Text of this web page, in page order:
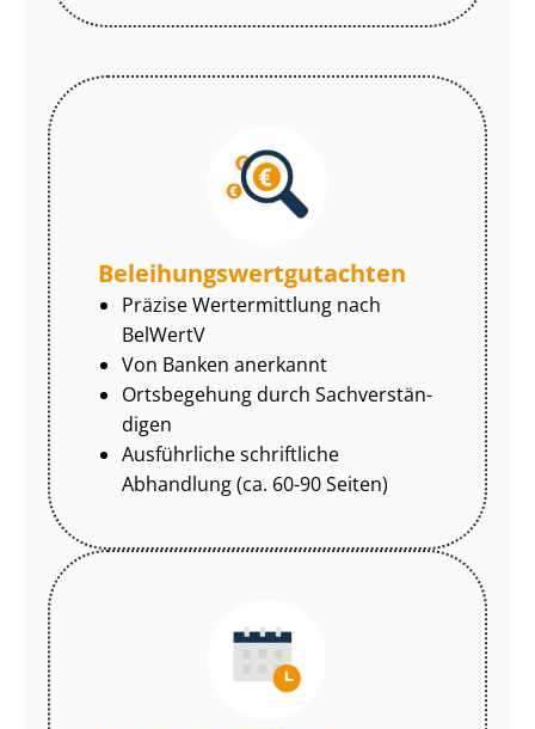
Be­lei­hungs­wert­gut­ach­ten
Präzise Wertermittlung nach
BelWertV
Von Banken anerkannt
Ortsbegehung durch Sach­ver­stän­
di­gen
Ausführliche schriftliche
Abhandlung (ca. 60-90 Seiten)